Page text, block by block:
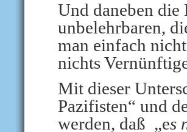
Und daneben die
unbelehrbaren,
man einfach
nichts
Mit dieser
Pazifisten“ und
werden, daß „es